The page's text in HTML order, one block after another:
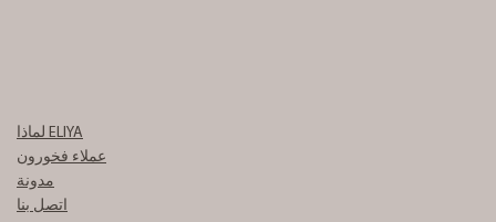
لماذا ELIYA
عملاء فخورون
مدونة
اتصل بنا